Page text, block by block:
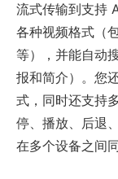
流式传输到支持
各种视频格式（
等），并能自动
报和简介）。您
式，同时还支持
停、播放、后退
在多个设备之间